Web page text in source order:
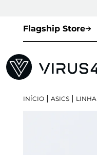
Flagship Store
INÍCIO | ASICS | LINHA